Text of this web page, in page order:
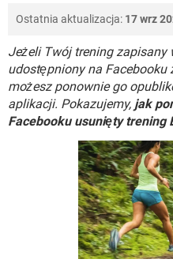
INSTAGRAM
WINDOWS 10
INSTAGRAM
WINDOWS 10
COVID-19
GRY
SPOTIFY
INSTAGRAM
WINDOWS 10
COVID-19
GRY
SPOTIFY
Ostatnia aktualizacja: 17 wrz
Jeżeli Twój trening zapisany
udostępniony na Facebooku
możesz ponownie go
aplikacji. Pokazujemy, jak
Facebooku usunięty trening